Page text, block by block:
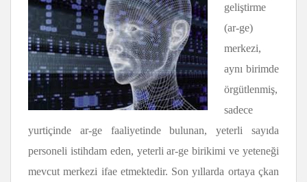
geliştirme
(ar-ge)
merkezi,
aynı birimde
örgütlenmiş,
sadece
yurtiçinde ar-ge faaliyetinde bulunan, yeterli sayıda
personeli istihdam eden, yeterli ar-ge birikimi ve yeteneği
mevcut merkezi ifae etmektedir. Son yıllarda ortaya çkan